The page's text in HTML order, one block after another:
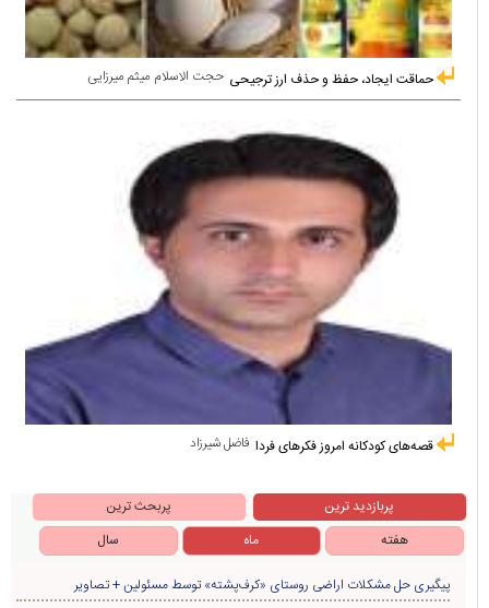
حجت الاسلام میثم میرزایی حماقت ایجاد، حفظ و حذف ارز ترجیحی
فاضل شیرزاد قصه‌های کودکانه امروز فکرهای فردا
پربازدید ترین
پربحث ترین
هفته
ماه سال
پیگیری حل مشکلات اراضی روستای «کرف‌پشته» توسط مسئولین + تصاویر